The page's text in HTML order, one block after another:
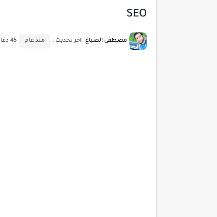
SEO
مصطفى الصباغ اخر تحديث : منذ عام 45 دقائق للقراءة